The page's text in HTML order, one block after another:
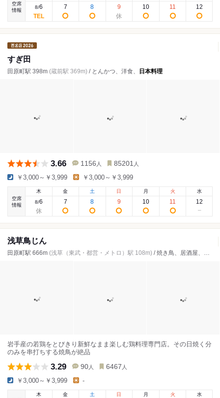
空席
情報
8/6 7 8 9 10 11 12
すぎ田
田原町駅 398m (蔵前駅 369m) / とんかつ、洋食、 日本料理
3.66 1156 人 85201 人
￥3,000～￥3,999 ￥3,000～￥3,999
空席
情報
木
8/6
金
7
土
8
日
9
月
10
火
11
水
12
浅草鳥じん
田原町駅 666m (浅草（東武・都営・メトロ）駅 108m) / 焼き鳥、居酒屋、 日本
岩手産の若鶏をとびきり新鮮なまま楽しむ鶏料理専門店。その日焼く分
のみを串打ちする焼鳥が絶品
3.29 90 人 6467 人
￥3,000～￥3,999 -
木
金 土 日 月 火 水